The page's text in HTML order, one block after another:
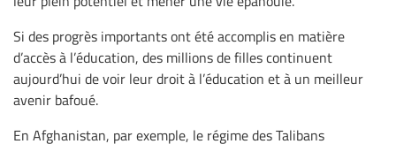
Si des progrès importants ont été accomplis en matière
d’accès à l’éducation, des millions de filles continuent
aujourd’hui de voir leur droit à l’éducation et à un meilleur
avenir bafoué.
En Afghanistan, par exemple, le régime des Talibans